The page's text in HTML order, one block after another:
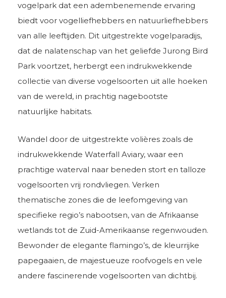
vogelpark dat een adembenemende ervaring
biedt voor vogelliefhebbers en natuurliefhebbers
van alle leeftijden. Dit uitgestrekte vogelparadijs,
dat de nalatenschap van het geliefde Jurong Bird
Park voortzet, herbergt een indrukwekkende
collectie van diverse vogelsoorten uit alle hoeken
van de wereld, in prachtig nagebootste
natuurlijke habitats.
Wandel door de uitgestrekte volières zoals de
indrukwekkende Waterfall Aviary, waar een
prachtige waterval naar beneden stort en talloze
vogelsoorten vrij rondvliegen. Verken
thematische zones die de leefomgeving van
specifieke regio’s nabootsen, van de Afrikaanse
wetlands tot de Zuid-Amerikaanse regenwouden.
Bewonder de elegante flamingo’s, de kleurrijke
papegaaien, de majestueuze roofvogels en vele
andere fascinerende vogelsoorten van dichtbij.